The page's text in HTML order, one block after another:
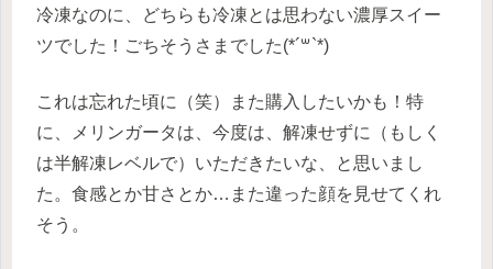
冷凍なのに、どちらも冷凍とは思わない濃厚スイー
ツでした！ごちそうさまでした(*´꒳`*)
これは忘れた頃に（笑）また購入したいかも！特
に、メリンガータは、今度は、解凍せずに（もしく
は半解凍レベルで）いただきたいな、と思いまし
た。食感とか甘さとか…また違った顔を見せてくれ
そう。